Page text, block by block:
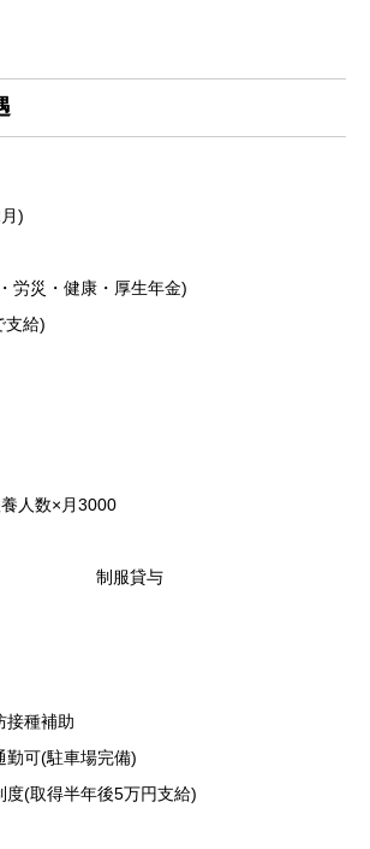
)
労災・健康・厚生年金)
支給)
人数×月3000
)
貸与
接種補助
勤可(駐車場完備)
度(取得半年後5万円支給)